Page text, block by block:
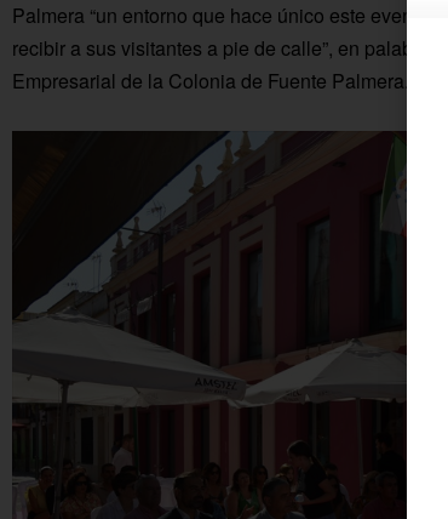
Palmera “un entorno que hace único este evento,
recibir a sus visitantes a pie de calle”, en palabras
Empresarial de la Colonia de Fuente Palmera.